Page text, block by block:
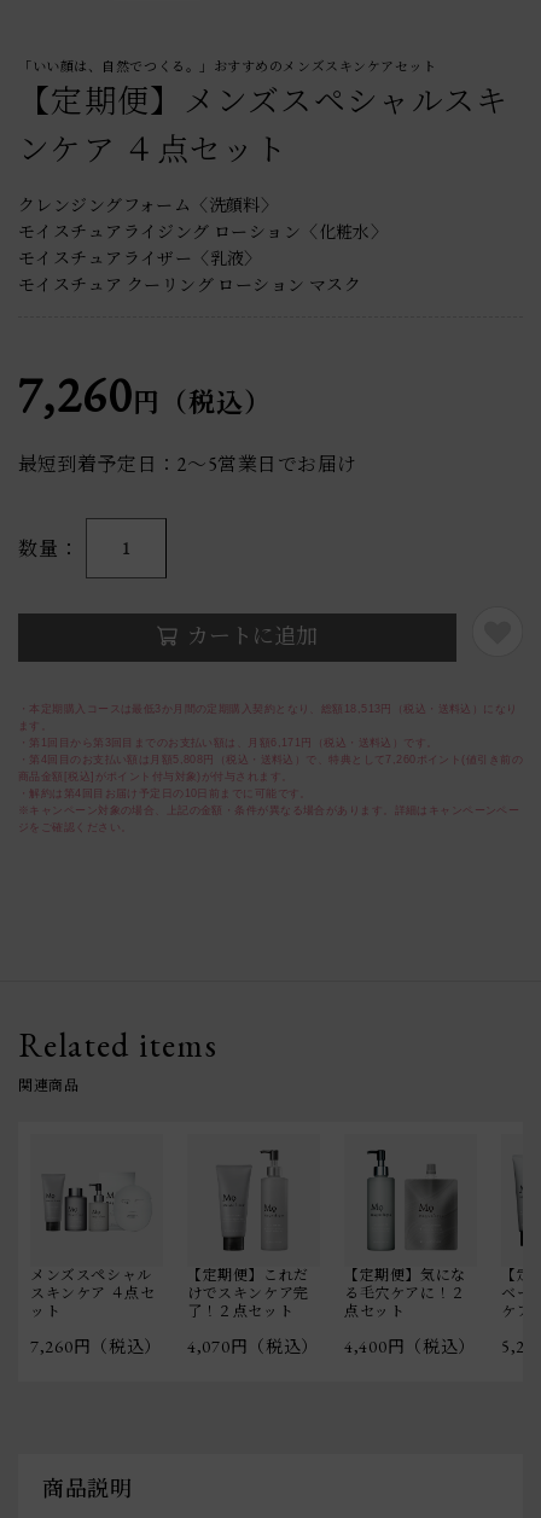
「いい顔は、自然でつくる。」おすすめのメンズスキンケアセット
【定期便】メンズスペシャルスキ
ンケア ４点セット
クレンジングフォーム〈洗顔料〉
モイスチュアライジング ローション〈化粧水〉
モイスチュアライザー〈乳液〉
モイスチュア クーリング ローション マスク
7,260円（税込）
最短到着予定日：2〜5営業日でお届け
数量 1
カートに追加
・本定期購入コースは最低3か月間の定期購入契約となり、総額18,513円（税込・送料込）になり
ます。
・第1回目から第3回目までのお支払い額は、月額6,171円（税込・送料込）です。
・第4回目のお支払い額は月額5,808円（税込・送料込）で、特典として7,260ポイント(値引き前の
商品金額[税込]がポイント付与対象)が付与されます。
・解約は第4回目お届け予定日の10日前までに可能です。
※キャンペーン対象の場合、上記の金額・条件が異なる場合があります。詳細はキャンペーンペー
ジをご確認ください。
Related items
関連商品
メンズスペシャル
スキンケア ４点セ
ット
7,260円（税込）
【定期便】これだ
けでスキンケア完
了！２点セット
4,070円（税込）
【定期便】気にな
る毛穴ケアに！２
点セット
4,400円（税込）
【
ベー
ケア
商品説明